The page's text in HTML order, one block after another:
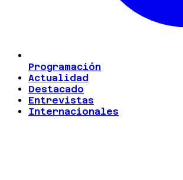
Programación
Actualidad
Destacado
Entrevistas
Internacionales